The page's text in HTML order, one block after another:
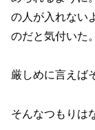
の人が入れない
のだと気付いた。
厳しめに言えば
そんなつもりは